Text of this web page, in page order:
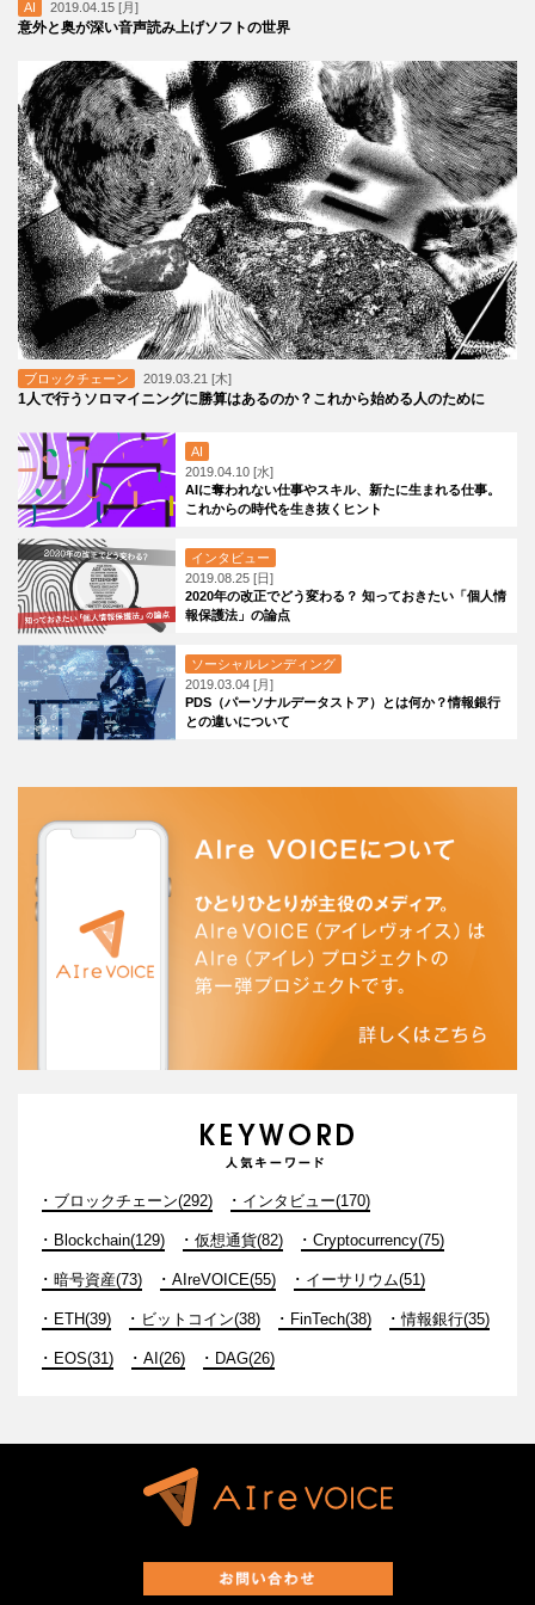
AI 2019.04.15 [月]
意外と奥が深い音声読み上げソフトの世界
ブロックチェーン 2019.03.21 [木]
1人で行うソロマイニングに勝算はあるのか？これから始める人のために
AI
2019.04.10 [水]
AIに奪われない仕事やスキル、新たに生まれる仕事。
これからの時代を生き抜くヒント
インタビュー
2019.08.25 [日]
2020年の改正でどう変わる？ 知っておきたい「個人情
報保護法」の論点
ソーシャルレンディング
2019.03.04 [月]
PDS（パーソナルデータストア）とは何か？情報銀行
との違いについて
ブロックチェーン(292) インタビュー(170)
Blockchain(129) 仮想通貨(82) Cryptocurrency(75)
暗号資産(73) AIreVOICE(55) イーサリウム(51)
ETH(39) ビットコイン(38) FinTech(38) 情報銀行(35)
EOS(31) AI(26) DAG(26)